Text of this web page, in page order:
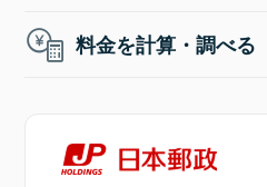
料金を計算・調べる